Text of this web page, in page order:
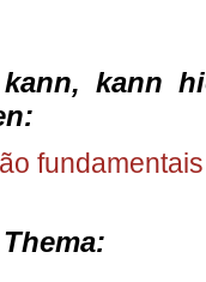
kann